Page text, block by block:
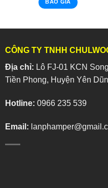
BÁO GIÁ
CÔNG TY TNHH
Địa chỉ: Lô FJ-01 KCN
Tiền Phong, Huyện Yên
Hotline: 0966 235 539
Email: